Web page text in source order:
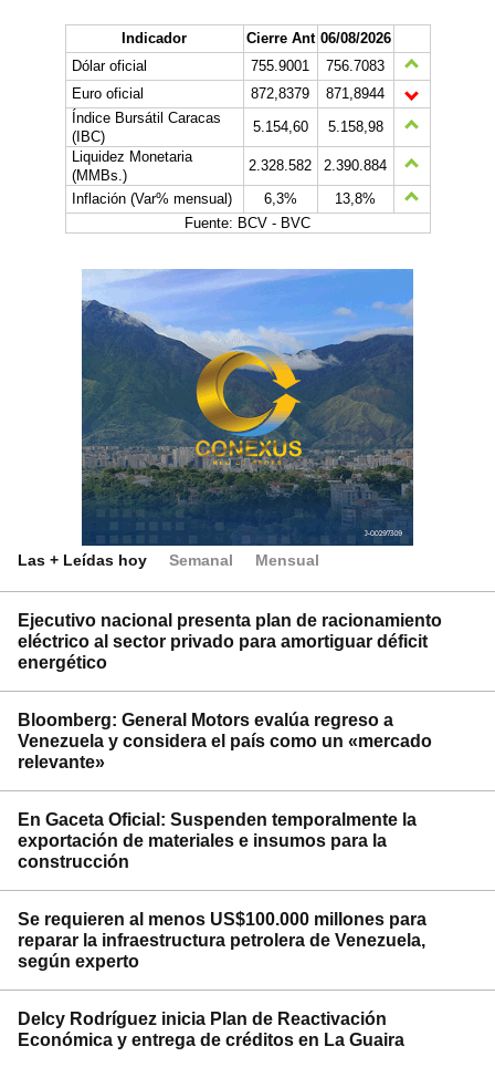
Indicador Cierre Ant 06/08/2026
Dólar oficial
755.9001
756.7083
Euro oficial
872,8379
871,8944
Índice Bursátil Caracas
(IBC)
5.154,60
5.158,98
Liquidez Monetaria
(MMBs.)
2.328.582
2.390.884
Inflación (Var% mensual)
6,3%
13,8%
Fuente: BCV - BVC
Las + Leídas hoy Semanal Mensual
Ejecutivo nacional presenta plan de racionamiento
eléctrico al sector privado para amortiguar déficit
energético
Bloomberg: General Motors evalúa regreso a
Venezuela y considera el país como un «mercado
relevante»
En Gaceta Oficial: Suspenden temporalmente la
exportación de materiales e insumos para la
construcción
Se requieren al menos US$100.000 millones para
reparar la infraestructura petrolera de Venezuela,
según experto
Delcy Rodríguez inicia Plan de Reactivación
Económica y entrega de créditos en La Guaira